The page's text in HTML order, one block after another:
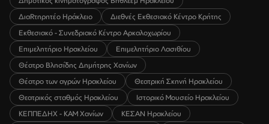
ΔιαRτηρητέο Ηράκλειο
Διεθνές Εκθεσιακό Κέντρο Κρήτης
Εκθεσιακό - Συνεδριακό Κέντρο Αρκαλοχωρίου
Επιμελητήριο Ηρακλείου
Επιμελητήριο Λασιθίου
Θέατρο Βλησίδης Δημήτρης Χανίων
Θέατρο των αγρών Ηρακλείου
Θεατρική Σκηνή Ηρακλείου
Θεατρικός σταθμός Ηρακλείου
Ιστορικό Μουσείο Ηρακλείου
ΚΕΠΠΕΔΗΧ - ΚΑΜ Χανίων
ΚΕΣΑΝ Ηρακλείου